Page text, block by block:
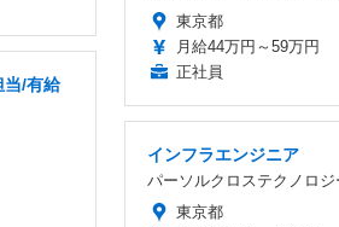
当/有給
東京都
月給44万円～59万円
正社員
インフラエンジニア
パーソルクロステクノロジ
東京都